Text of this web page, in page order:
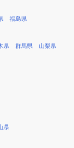
福島県
県 群馬県 山梨県
県